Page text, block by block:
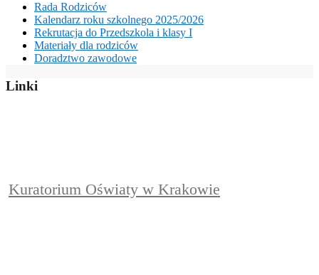
Rada Rodziców
Kalendarz roku szkolnego 2025/2026
Rekrutacja do Przedszkola i klasy I
Materiały dla rodziców
Doradztwo zawodowe
Linki
Kuratorium Oświaty w Krakowie